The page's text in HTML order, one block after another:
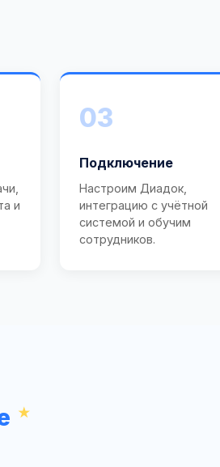
и
03
Подключение
Настроим Диадок,
интеграцию с учётной
системой и обучим
сотрудников.